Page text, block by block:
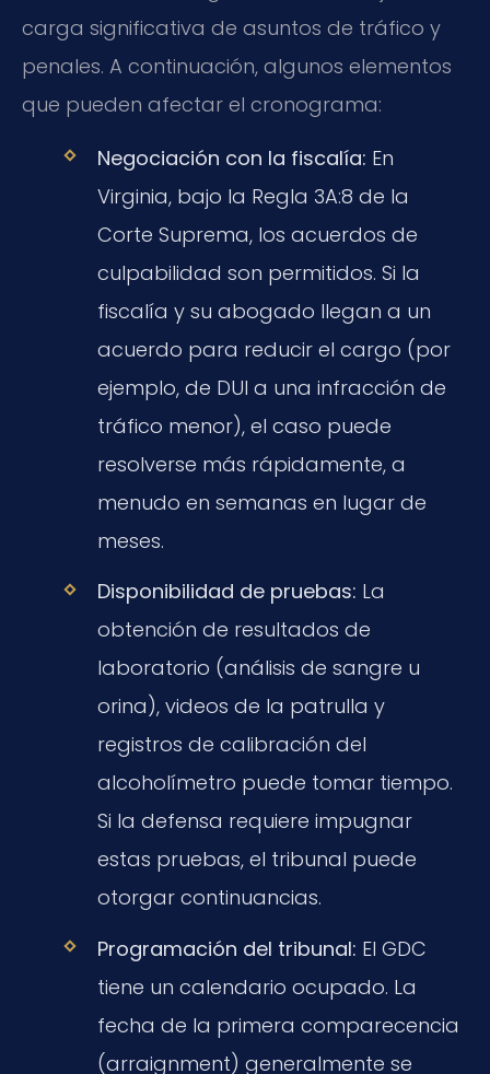
carga significativa de asuntos de tráfico y
penales. A continuación, algunos elementos
que pueden afectar el cronograma:
Negociación con la fiscalía: En
Virginia, bajo la Regla 3A:8 de la
Corte Suprema, los acuerdos de
culpabilidad son permitidos. Si la
fiscalía y su abogado llegan a un
acuerdo para reducir el cargo (por
ejemplo, de DUI a una infracción de
tráfico menor), el caso puede
resolverse más rápidamente, a
menudo en semanas en lugar de
meses.
Disponibilidad de pruebas: La
obtención de resultados de
laboratorio (análisis de sangre u
orina), videos de la patrulla y
registros de calibración del
alcoholímetro puede tomar tiempo.
Si la defensa requiere impugnar
estas pruebas, el tribunal puede
otorgar continuancias.
Programación del tribunal: El GDC
tiene un calendario ocupado. La
fecha de la primera comparecencia
(arraignment) generalmente se